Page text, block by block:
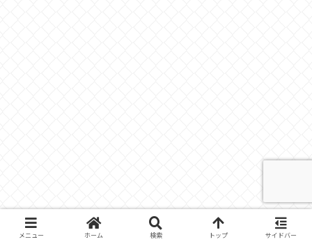
メニュー ホーム 検索 トップ サイドバー